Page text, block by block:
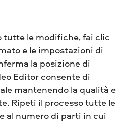
le modifiche, fai clic
e le impostazioni di
la posizione di
Editor consente di
mantenendo la qualità e
Ripeti il processo tutte le
al numero di parti in cui